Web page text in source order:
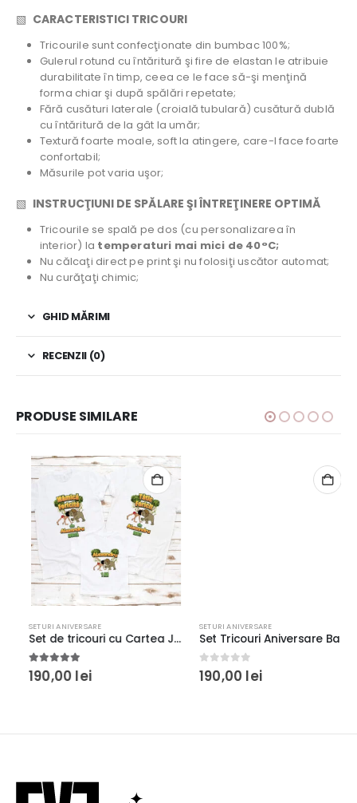
▧ CARACTERISTICI TRICOURI
Tricourile sunt confecţionate din bumbac 100%;
Gulerul rotund cu întăritură şi fire de elastan le atribuie
durabilitate în timp, ceea ce le face să-şi menţină
forma chiar şi după spălări repetate;
Fără cusături laterale (croială tubulară) cusătură dublă
cu întăritură de la gât la umăr;
Textură foarte moale, soft la atingere, care-l face foarte
confortabil;
Măsurile pot varia uşor;
▧ INSTRUCŢIUNI DE SPĂLARE ŞI ÎNTREŢINERE OPTIMĂ
Tricourile se spală pe dos (cu personalizarea în
interior) la temperaturi mai mici de 40°C;
Nu călcaţi direct pe print şi nu folosiţi uscător automat;
Nu curăţaţi chimic;
GHID MĂRIMI
RECENZII (0)
PRODUSE SIMILARE
SETURI ANIVERSARE
Set de tricouri cu Cartea Junglei rezistente la spălări, bumbac 100%, regular fit, culoare alb/negru
5.00 out of 5
190,00lei
SETURI ANIVERSARE
Set Tricouri Aniversare Banner Shield rezistente la spălări, bumbac 100%, regular fit, culoare alb/negru
out of 5
190,00lei